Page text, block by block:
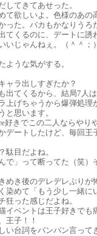
てきてあせった。
欲しいよ。色様のあの
た。バカもかなりうろ
くるのに、デートに誘
じゃんねぇ。（＾＾；）
うな気がする。
ャラ出しすぎたか？
てくるから、結局7人は
げちゃうから爆弾処理
と思います。
きでこの二人ならやり
ートしたけど、毎回王
駄目だよね。
」って断ってた（笑
き後のデレデレぷりが
めて「もう少し一緒に
った感じだよね。
イベントは王子好きで
王子！！
い台詞をバンバン言って